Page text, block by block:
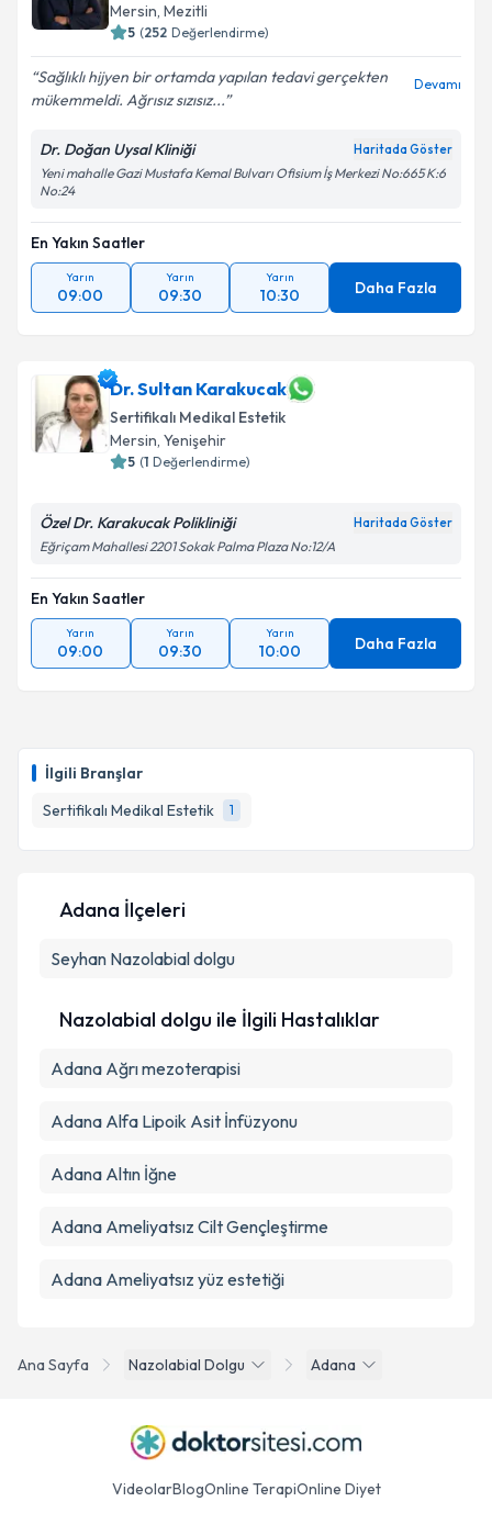
İlgili Branşlar
Sertifikalı Medikal Estetik
1
Mersin, Mezitli
5 (252 Değerlendirme)
Sağlıklı hijyen bir ortamda yapılan tedavi gerçekten
mükemmeldi. Ağrısız sızısız...
Devamı
Dr. Doğan Uysal Kliniği Haritada Göster
Yeni mahalle Gazi Mustafa Kemal Bulvarı Ofisium İş Merkezi No:665 K:6
No:24
En Yakın Saatler
Yarın
09:00
Yarın
09:30
Yarın
10:30 Daha Fazla
Dr. Sultan Karakucak
Sertifikalı Medikal Estetik
Mersin, Yenişehir
5 (1 Değerlendirme)
Özel Dr. Karakucak Polikliniği Haritada Göster
Eğriçam Mahallesi 2201 Sokak Palma Plaza No:12/A
En Yakın Saatler
Yarın
09:00
Yarın
09:30
Yarın
10:00 Daha Fazla
Ana Sayfa Nazolabial Dolgu Adana
Adana İlçeleri
Seyhan Nazolabial dolgu
Nazolabial dolgu ile İlgili Hastalıklar
Adana Ağrı mezoterapisi
Adana Alfa Lipoik Asit İnfüzyonu
Adana Altın İğne
Adana Ameliyatsız Cilt Gençleştirme
Adana Ameliyatsız yüz estetiği
VideolarBlogOnline TerapiOnline Diyet